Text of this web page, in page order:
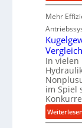
k
t
i
o
n
i
n
d
e
n
M
Mehr
Vergleich
In vielen
im Spiel